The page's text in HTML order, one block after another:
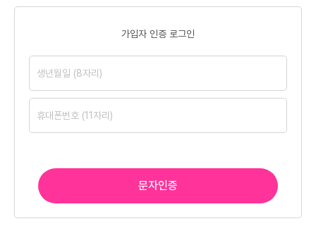
가입자 인증 로그인
문자인증